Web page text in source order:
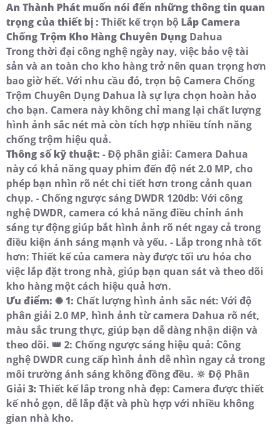
An Thành Phát muốn nói đến những thông tin quan
trọng của thiết bị : Thiết kế trọn bộ Lắp Camera
Chống Trộm Kho Hàng Chuyên Dụng Dahua
Trong thời đại công nghệ ngày nay, việc bảo vệ tài
sản và an toàn cho kho hàng trở nên quan trọng hơn
bao giờ hết. Với nhu cầu đó, trọn bộ Camera Chống
Trộm Chuyên Dụng Dahua là sự lựa chọn hoàn hảo
cho bạn. Camera này không chỉ mang lại chất lượng
hình ảnh sắc nét mà còn tích hợp nhiều tính năng
chống trộm hiệu quả.
Thông số kỹ thuật: - Độ phân giải: Camera Dahua
này có khả năng quay phim đến độ nét 2.0 MP, cho
phép bạn nhìn rõ nét chi tiết hơn trong cảnh quan
chụp. - Chống ngược sáng DWDR 120db: Với công
nghệ DWDR, camera có khả năng điều chỉnh ánh
sáng tự động giúp bắt hình ảnh rõ nét ngay cả trong
điều kiện ánh sáng mạnh và yếu. - Lắp trong nhà tốt
hơn: Thiết kế của camera này được tối ưu hóa cho
việc lắp đặt trong nhà, giúp bạn quan sát và theo dõi
kho hàng một cách hiệu quả hơn.
Ưu điểm: ✺1: Chất lượng hình ảnh sắc nét: Với độ
phân giải 2.0 MP, hình ảnh từ camera Dahua rõ nét,
màu sắc trung thực, giúp bạn dễ dàng nhận diện và
theo dõi. 👑 2: Chống ngược sáng hiệu quả: Công
nghệ DWDR cung cấp hình ảnh dễ nhìn ngay cả trong
môi trường ánh sáng không đồng đều. 🔆 Độ Phân
Giải 3: Thiết kế lắp trong nhà đẹp: Camera được thiết
kế nhỏ gọn, dễ lắp đặt và phù hợp với nhiều không
gian nhà kho.